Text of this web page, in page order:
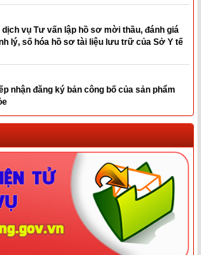
vụ Tư vấn lập hồ sơ mời thầu, đánh giá
lý, số hóa hồ sơ tài liệu lưu trữ của Sở Y tế
nhận đăng ký bản công bố của sản phẩm